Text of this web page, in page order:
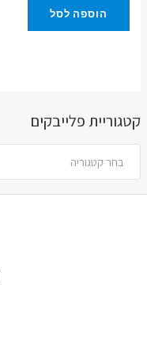
קטגוריית פלייבקים
בחר קטגוריה
הוספה לסל